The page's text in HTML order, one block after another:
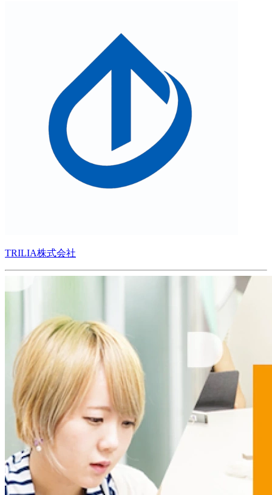
TRILIA株式会社